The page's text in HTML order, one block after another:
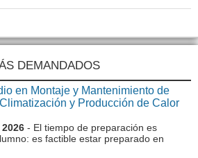
DEMANDADOS
en Montaje y Mantenimiento de
y Producción de Calor
- El tiempo de preparación es
es factible estar preparado en